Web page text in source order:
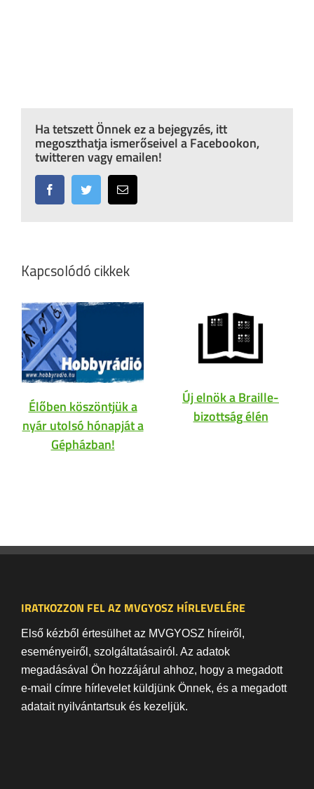
Ha tetszett Önnek ez a bejegyzés, itt
megoszthatja ismerőseivel a Facebookon,
twitteren vagy emailen!
FacebookTwitter Email:
Kapcsolódó cikkek
Élőben köszöntjük a
nyár utolsó hónapját a
Gépházban!
Új elnök a Braille-
bizottság élén
IRATKOZZON FEL AZ MVGYOSZ HÍRLEVELÉRE
Első kézből értesülhet az MVGYOSZ híreiről,
eseményeiről, szolgáltatásairól. Az adatok
megadásával Ön hozzájárul ahhoz, hogy a megadott
e-mail címre hírlevelet küldjünk Önnek, és a megadott
adatait nyilvántartsuk és kezeljük.